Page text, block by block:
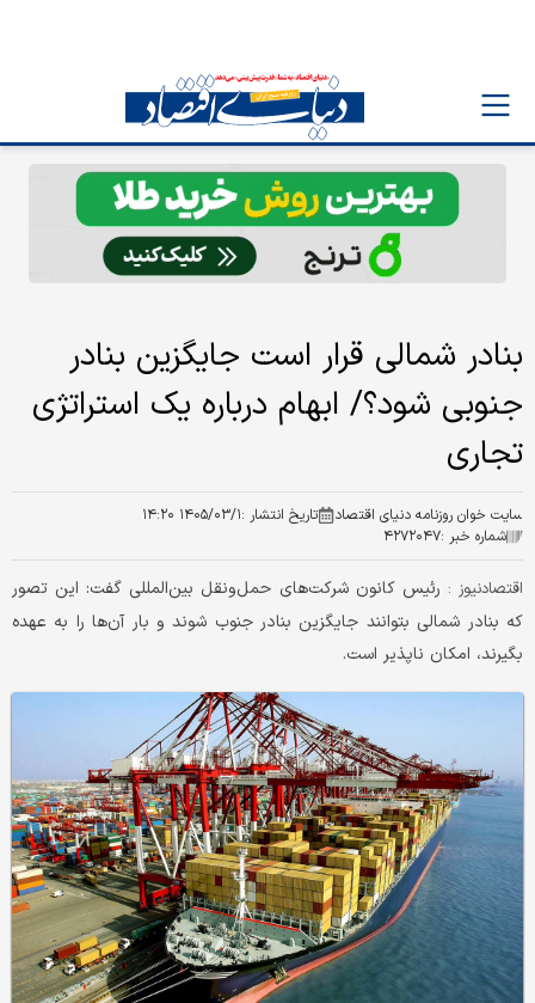
بنادر شمالی قرار است جایگزین بنادر
جنوبی شود؟/ ابهام درباره یک استراتژی
تجاری
سایت خوان روزنامه دنیای اقتصاد تاریخ انتشار :۱۴۰۵/۰۳/۱ ۱۴:۲۰
شماره خبر :۴۲۷۲۰۴۷
اقتصادنیوز : رئیس کانون شرکت‌های حمل‌ونقل بین‌المللی گفت: این تصور
که بنادر شمالی بتوانند جایگزین بنادر جنوب شوند و بار آن‌ها را به عهده
بگیرند، امکان ناپذیر است.